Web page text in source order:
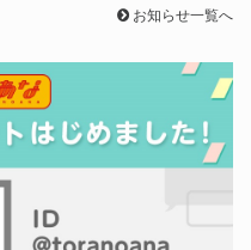
お知らせ一覧へ